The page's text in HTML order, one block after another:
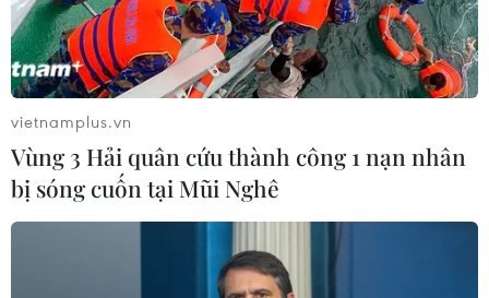
Giá xe hơi hạng sang sụt giảm mạnh ở thị
vietnamplus.vn
Vùng 3 Hải quân cứu thành công 1 nạn nhân
bị sóng cuốn tại Mũi Nghê